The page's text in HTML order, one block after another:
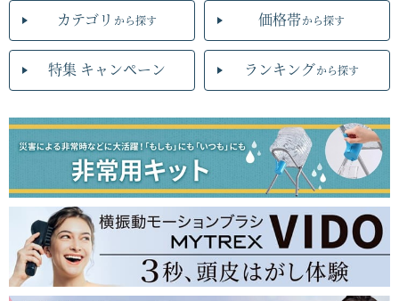
カテゴリ から探す 価格帯から探す
特集 キャンペーン ランキングから探す